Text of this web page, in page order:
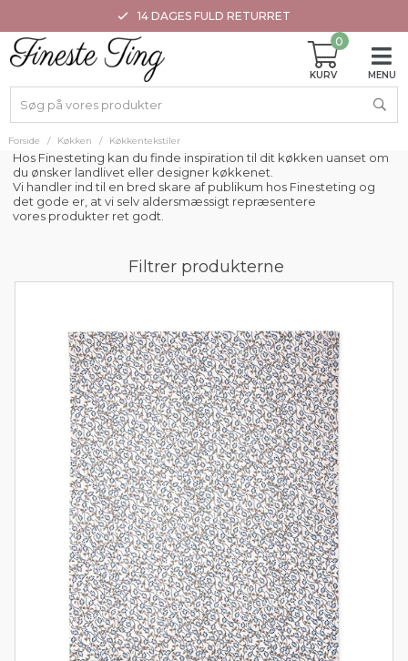
14 DAGES FULD RETURRET
0
Forside / Køkken / Køkkentekstiler
Hos Finesteting kan du finde inspiration til dit køkken uanset om
du ønsker landlivet eller designer køkkenet.
Vi handler ind til en bred skare af publikum hos Finesteting og
det gode er, at vi selv aldersmæssigt repræsentere
vores produkter ret godt.
Filtrer produkterne